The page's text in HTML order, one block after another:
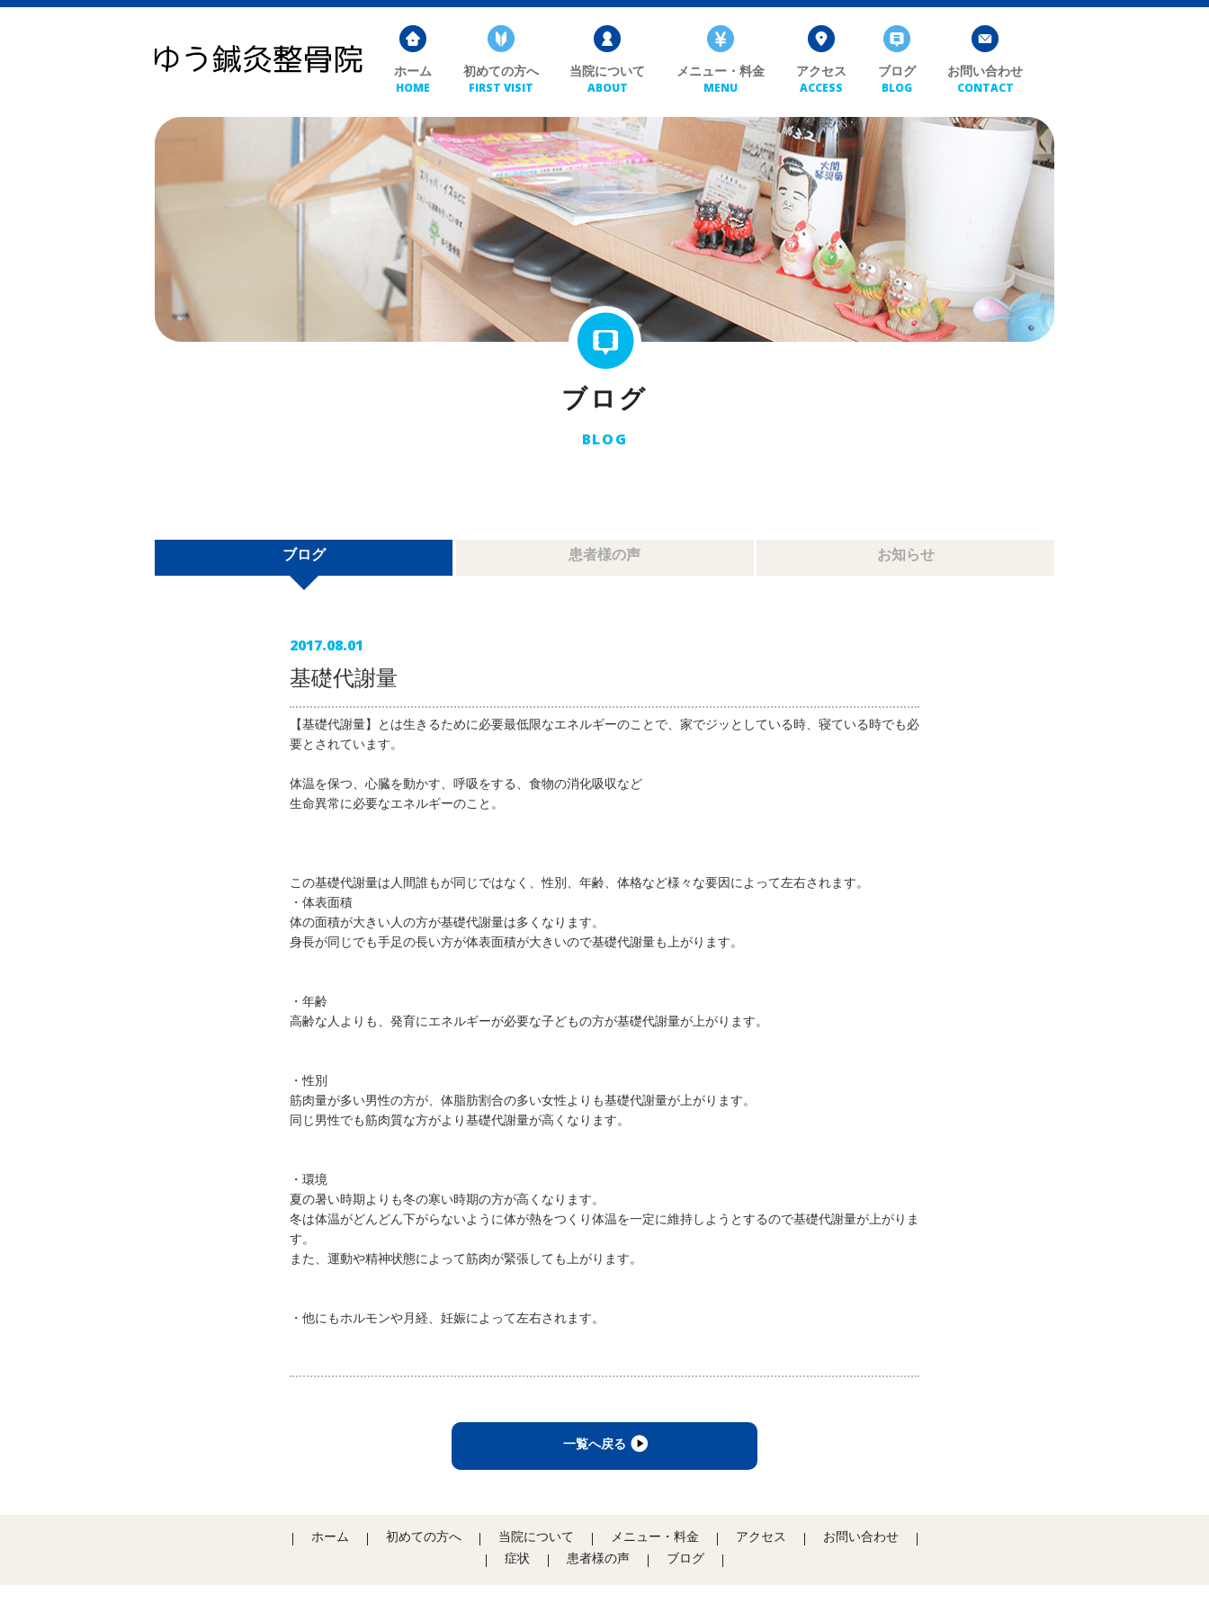
ホーム
HOME
初めての方へ
FIRST VISIT
当院について
ABOUT
メニュー・料金
MENU
アクセス
ACCESS
ブログ
BLOG
お問い合わせ
CONTACT
ブログ
BLOG
ブログ 患者様の声 お知らせ
2017.08.01
基礎代謝量
【基礎代謝量】とは生きるために必要最低限なエネルギーのことで、家でジッとしている時、寝ている時でも必
要とされています。
体温を保つ、心臓を動かす、呼吸をする、食物の消化吸収など
生命異常に必要なエネルギーのこと。
この基礎代謝量は人間誰もが同じではなく、性別、年齢、体格など様々な要因によって左右されます。
・体表面積
体の面積が大きい人の方が基礎代謝量は多くなります。
身長が同じでも手足の長い方が体表面積が大きいので基礎代謝量も上がります。
・年齢
高齢な人よりも、発育にエネルギーが必要な子どもの方が基礎代謝量が上がります。
・性別
筋肉量が多い男性の方が、体脂肪割合の多い女性よりも基礎代謝量が上がります。
同じ男性でも筋肉質な方がより基礎代謝量が高くなります。
・環境
夏の暑い時期よりも冬の寒い時期の方が高くなります。
冬は体温がどんどん下がらないように体が熱をつくり体温を一定に維持しようとするので基礎代謝量が上がりま
す。
また、運動や精神状態によって筋肉が緊張しても上がります。
・他にもホルモンや月経、妊娠によって左右されます。
一覧へ戻る
ホーム 初めての方へ 当院について メニュー・料金 アクセス
お問い合わせ
症状
患者様の声 ブログ